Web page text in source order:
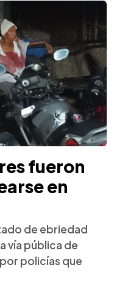
fueron
en
de ebriedad
vía pública de
policías que